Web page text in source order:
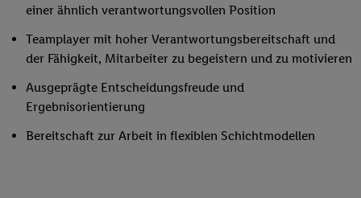
einer ähnlich verantwortungsvollen Position
Teamplayer mit hoher Verantwortungsbereitschaft und
der Fähigkeit, Mitarbeiter zu begeistern und zu motivieren
Ausgeprägte Entscheidungsfreude und
Ergebnisorientierung
Bereitschaft zur Arbeit in flexiblen Schichtmodellen